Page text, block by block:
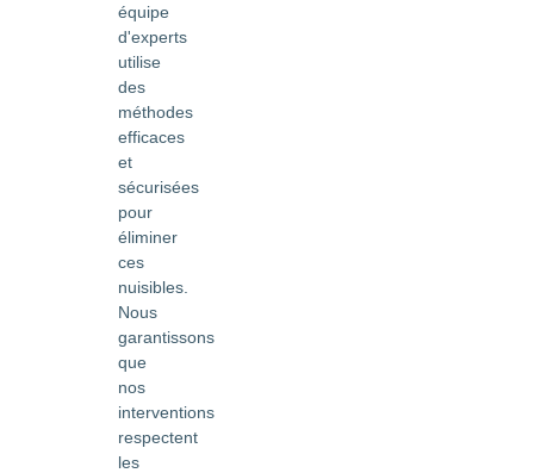
équipe
d'experts
utilise
des
méthodes
efficaces
et
sécurisées
pour
éliminer
ces
nuisibles.
Nous
garantissons
que
nos
interventions
respectent
les